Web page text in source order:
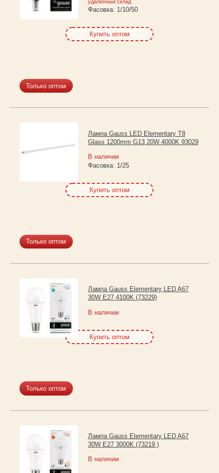
удалённый склад
Фасовка: 1/10/50
Купить оптом
Только оптом
Лампа Gauss LED Elementary T8
Glass 1200mm G13 20W 4000K 93029
В наличии
Фасовка: 1/25
Купить оптом
Только оптом
Лампа Gauss Elementary LED A67
30W E27 4100K (73229)
В наличии
Купить оптом
Только оптом
Лампа Gauss Elementary LED A67
30W E27 3000K (73219 )
В наличии